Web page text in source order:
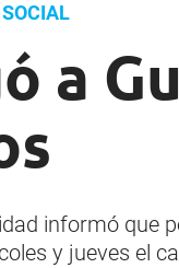
a
informó que
y jueves el